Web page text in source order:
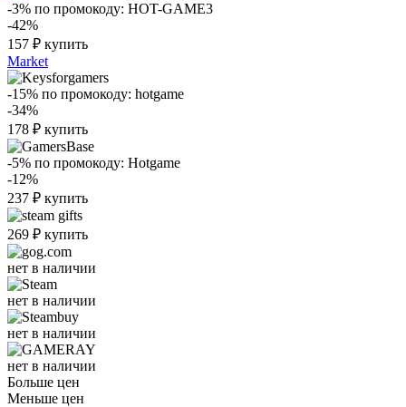
-3% по промокоду: HOT-GAME3
-42%
157 ₽ купить
Market
-15% по промокоду: hotgame
-34%
178 ₽ купить
-5% по промокоду: Hotgame
-12%
237 ₽ купить
269 ₽ купить
нет в наличии
нет в наличии
нет в наличии
нет в наличии
Больше цен
Меньше цен